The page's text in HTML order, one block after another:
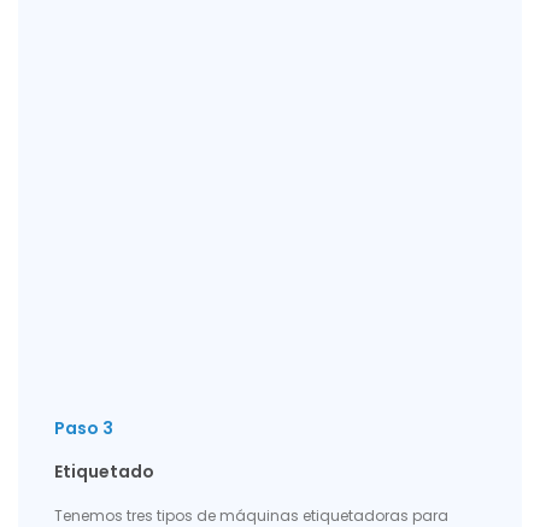
Paso 3
Etiquetado
Tenemos tres tipos de máquinas etiquetadoras para